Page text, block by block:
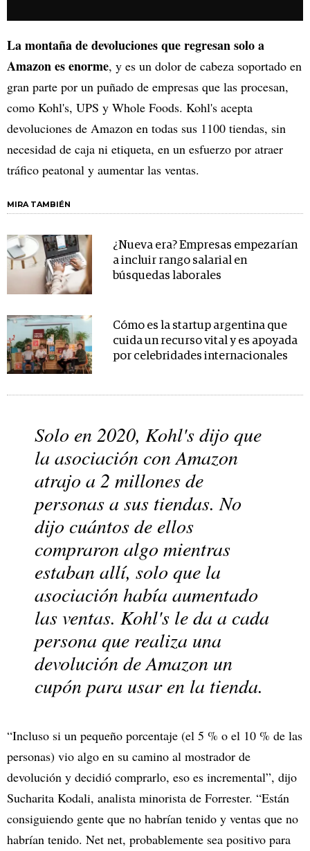
La montaña de devoluciones que regresan solo a
Amazon es enorme, y es un dolor de cabeza soportado en
gran parte por un puñado de empresas que las procesan,
como Kohl's, UPS y Whole Foods. Kohl's acepta
devoluciones de Amazon en todas sus 1100 tiendas, sin
necesidad de caja ni etiqueta, en un esfuerzo por atraer
tráfico peatonal y aumentar las ventas.
MIRA TAMBIÉN
¿Nueva era? Empresas empezarían
a incluir rango salarial en
búsquedas laborales
Cómo es la startup argentina que
cuida un recurso vital y es apoyada
por celebridades internacionales
Solo en 2020, Kohl's dijo que
la asociación con Amazon
atrajo a 2 millones de
personas a sus tiendas. No
dijo cuántos de ellos
compraron algo mientras
estaban allí, solo que la
asociación había aumentado
las ventas. Kohl's le da a cada
persona que realiza una
devolución de Amazon un
cupón para usar en la tienda.
“Incluso si un pequeño porcentaje (el 5 % o el 10 % de las
personas) vio algo en su camino al mostrador de
devolución y decidió comprarlo, eso es incremental”, dijo
Sucharita Kodali, analista minorista de Forrester. “Están
consiguiendo gente que no habrían tenido y ventas que no
habrían tenido. Net net, probablemente sea positivo para